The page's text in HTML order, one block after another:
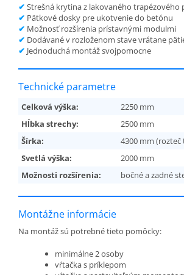
✔ Strešná krytina z lakovaného trapézového
✔ Pätkové dosky pre ukotvenie do betónu
✔ Možnosť rozšírenia prístavnými modulmi
✔ Dodávané v rozloženom stave vrátane
✔ Jednoduchá montáž svojpomocne
Technické parametre
Celková výška:
2250 mm
Hĺbka strechy:
2500 mm
Šírka:
4300 mm
Svetlá výška:
2000 mm
Možnosti rozšírenia:
bočné a zadné
Montážne informácie
Na montáž sú potrebné tieto pomôcky:
minimálne 2 osoby
vŕtačka s príklepom